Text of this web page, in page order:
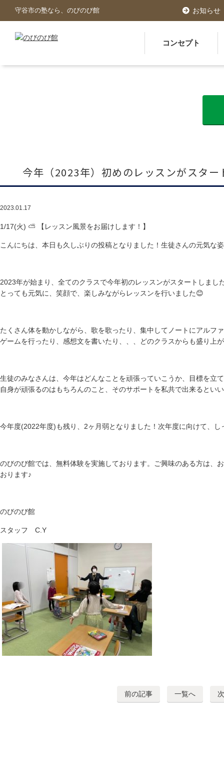
守谷市の塾なら、のびのび館 お知らせ
コンセプト
今年（2023年）初めのレッスンがスター
2023.01.17
1/17(火) ⛅️ 【レッスン風景をお届けします！】
こんにちは、本日も久しぶりの投稿となりました！生徒さんの元気な
2023年が始まり、全てのクラスで今年初のレッスンがスタートしまし
とっても元気に、笑顔で、楽しみながらレッスンを行いました😊
たくさん体を動かしながら、歌を歌ったり、集中してノートにアルフ
ゲームを行ったり、感想文を書いたり、、、どのクラスからも盛り上
生徒のみなさんは、今年はどんなことを頑張っていこうか、目標を立
自身が頑張るのはもちろんのこと、そのサポートを私共で出来るとい
今年度(2022年度)も残り、2ヶ月弱となりました！次年度に向けて、
のびのび館では、無料体験を実施しております。ご興味のある方は、
おります♪
のびのび館
スタッフ C.Y
前の記事 一覧へ